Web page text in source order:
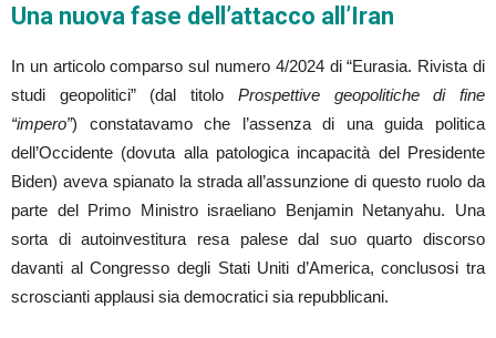
Una nuova fase dell’attacco all’Iran
In un articolo comparso sul numero 4/2024 di “Eurasia. Rivista di
studi geopolitici” (dal titolo Prospettive geopolitiche di fine
“impero”) constatavamo che l’assenza di una guida politica
dell’Occidente (dovuta alla patologica incapacità del Presidente
Biden) aveva spianato la strada all’assunzione di questo ruolo da
parte del Primo Ministro israeliano Benjamin Netanyahu. Una
sorta di autoinvestitura resa palese dal suo quarto discorso
davanti al Congresso degli Stati Uniti d’America, conclusosi tra
scroscianti applausi sia democratici sia repubblicani.